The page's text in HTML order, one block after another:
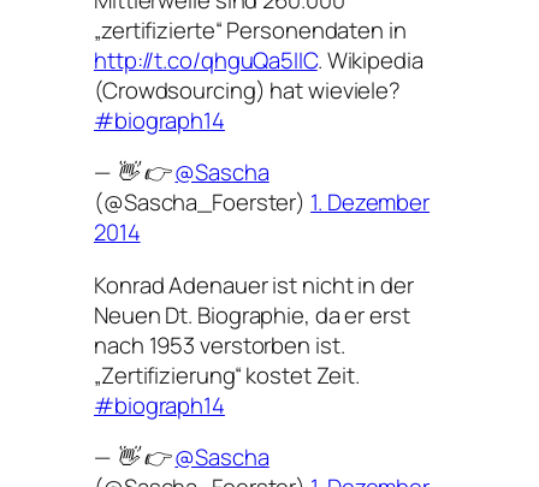
„zertifizierte“ Personendaten in
http://t.co/qhguQa5IIC. Wikipedia
(Crowdsourcing) hat wieviele?
#biograph14
— 👋 👉@Sascha
(@Sascha_Foerster) 1. Dezember
2014
Konrad Adenauer ist nicht in der
Neuen Dt. Biographie, da er erst
nach 1953 verstorben ist.
„Zertifizierung“ kostet Zeit.
#biograph14
— 👋 👉@Sascha